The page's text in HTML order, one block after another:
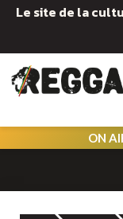
Le site de la
ON